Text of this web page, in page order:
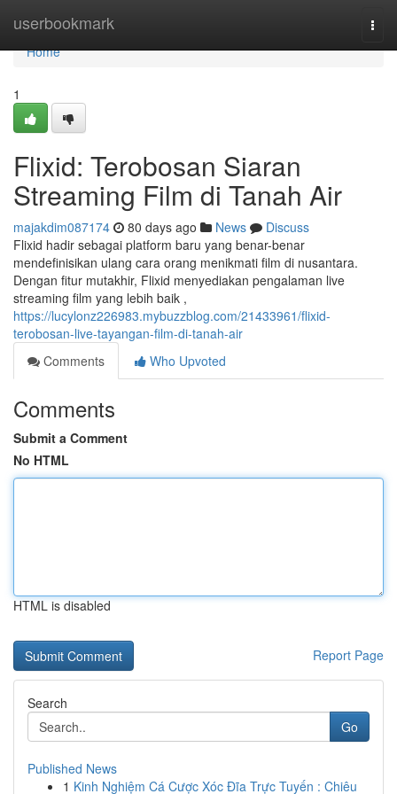
userbookmark
Home
Home
1
Flixid: Terobosan Siaran
Streaming Film di Tanah Air
majakdim087174 80 days ago News
Discuss
Flixid hadir sebagai platform baru yang benar-benar
mendefinisikan ulang cara orang menikmati film di nusantara.
Dengan fitur mutakhir, Flixid menyediakan pengalaman live
streaming film yang lebih baik ,
https://lucylonz226983.mybuzzblog.com/21433961/flixid-
terobosan-live-tayangan-film-di-tanah-air
Comments
Who Upvoted
Comments
Submit a Comment
No HTML
HTML is disabled
Report Page
Search
Go
Published News
1 Kinh Nghiệm Cá Cược Xóc Đĩa Trực Tuyến : Chiêu